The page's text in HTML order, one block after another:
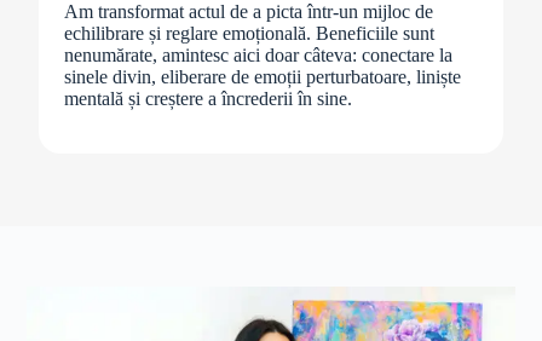
Am transformat actul de a picta într-un mijloc de
echilibrare și reglare emoțională. Beneficiile sunt
nenumărate, amintesc aici doar câteva: conectare la
sinele divin, eliberare de emoții perturbatoare, liniște
mentală și creștere a încrederii în sine.